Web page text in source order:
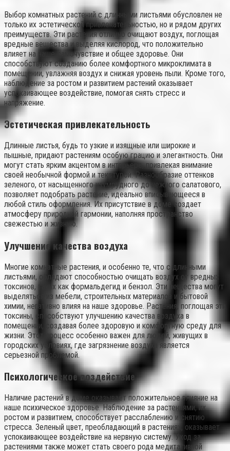
Выбор комнатных растений с длинными листьями обусловлен не
только их эстетической привлекательностью, но и рядом других
преимуществ. Эти растения отлично очищают воздух, поглощая
вредные вещества и выделяя кислород, что положительно
влияет на наше самочувствие и общее здоровье. Они
способствуют созданию более комфортного микроклимата в
помещении, увлажняя воздух и снижая уровень пыли. Кроме того,
наблюдение за ростом и развитием растений оказывает
успокаивающее воздействие, помогая снять стресс и
напряжение.
Эстетическая привлекательность
Длинные листья, будь то узкие и изящные или широкие и
пышные, придают растениям особую грацию и элегантность. Они
могут стать ярким акцентом в интерьере, привлекая внимание
своей необычной формой и текстурой. Разнообразие оттенков
зеленого, от насыщенного изумрудного до нежного салатового,
позволяет подобрать растение, идеально вписывающееся в
любой стиль оформления. Их присутствие в доме создает
атмосферу природной гармонии, наполняя пространство
свежестью и жизнью.
Улучшение качества воздуха
Многие комнатные растения, и особенно те, что с длинными
листьями, обладают способностью очищать воздух от вредных
токсинов, таких как формальдегид и бензол. Эти вещества могут
выделяться из мебели, строительных материалов и бытовой
химии, негативно влияя на наше здоровье. Растения, поглощая эти
токсины, способствуют улучшению качества воздуха в
помещении, создавая более здоровую и комфортную среду для
жизни. Этот процесс особенно важен для людей, живущих в
городских условиях, где загрязнение воздуха является
серьезной проблемой.
Психологическое воздействие
Наличие растений в доме оказывает положительное влияние на
наше психическое здоровье. Наблюдение за растениями, их
ростом и развитием, способствует расслаблению и снятию
стресса. Зеленый цвет, преобладающий в растениях, оказывает
успокаивающее воздействие на нервную систему. Уход за
растениями также может стать своего рода медитативной